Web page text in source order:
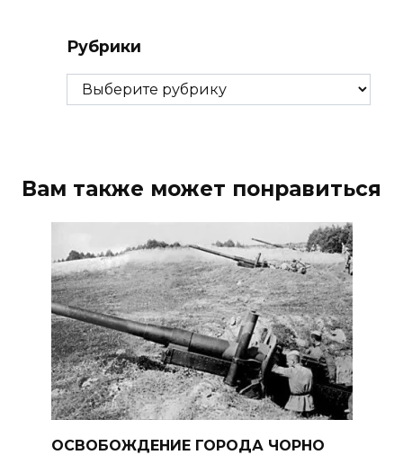
Рубрики
Рубрики
Вам также может понравиться
ОСВОБОЖДЕНИЕ ГОРОДА ЧОРНО